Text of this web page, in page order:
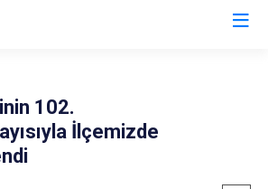
Mihalgazi
102.
İlçemizde